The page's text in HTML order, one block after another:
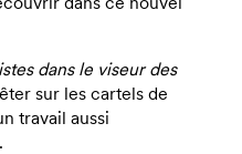
dans le viseur des
sur les cartels de
travail aussi